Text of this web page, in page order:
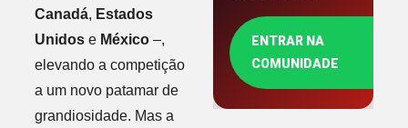
Canadá, Estados
Unidose México–,
elevando a competição
a um novo patamar de
grandiosidade. Mas a
ENTRAR NA
COMUNIDADE